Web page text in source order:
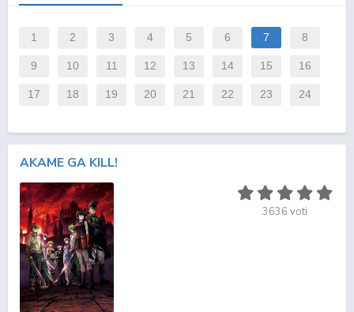
1 2 3 4 5 6 7 8
9 10 11 12 13 14 15 16
17 18 19 20 21 22 23 24
AKAME GA KILL!
3636 voti